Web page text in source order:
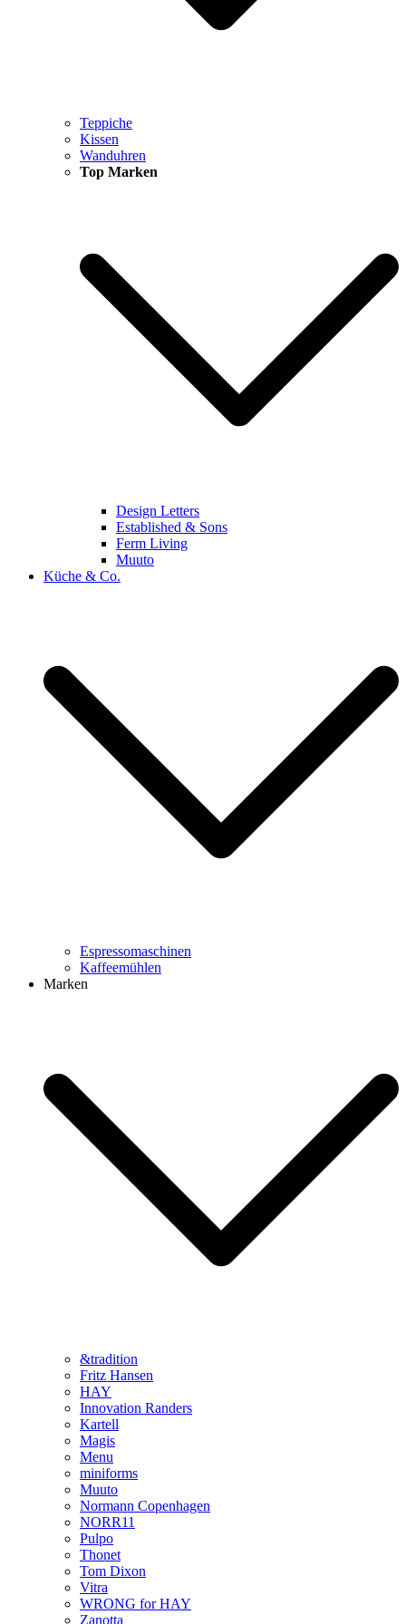
Teppiche
Kissen
Wanduhren
Top Marken
Design Letters
Established & Sons
Ferm Living
Muuto
Küche & Co.
Espressomaschinen
Kaffeemühlen
Marken
&tradition
Fritz Hansen
HAY
Innovation Randers
Kartell
Magis
Menu
miniforms
Muuto
Normann Copenhagen
NORR11
Pulpo
Thonet
Tom Dixon
Vitra
WRONG for HAY
Zanotta